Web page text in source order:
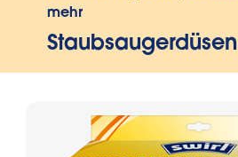
mehr
Staubsaugerdüsen